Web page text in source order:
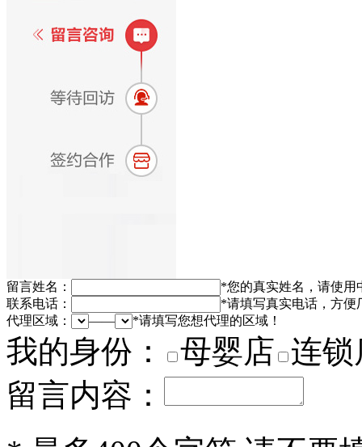
留言姓名： *您的真实姓名，请使用
联系电话：
*请填写真实电话，方便
代理区域：
—— *请填写您想代理的区域！
我的身份： 母婴店 连锁
留言内容：